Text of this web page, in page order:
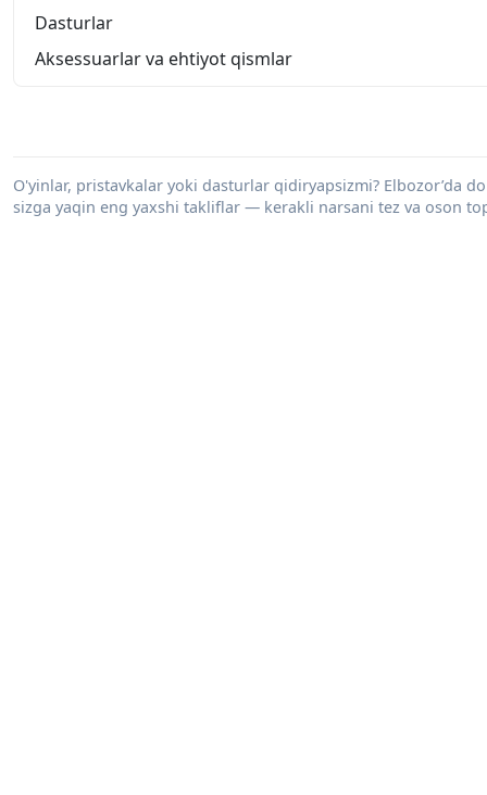
Dasturlar
Aksessuarlar va ehtiyot qismlar
O'yinlar, pristavkalar yoki dasturlar qidiryapsizmi?
sizga yaqin eng yaxshi takliflar — kerakli narsani tez va oson